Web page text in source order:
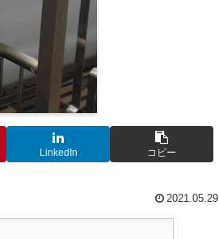
LinkedIn コピー
2021.05.29